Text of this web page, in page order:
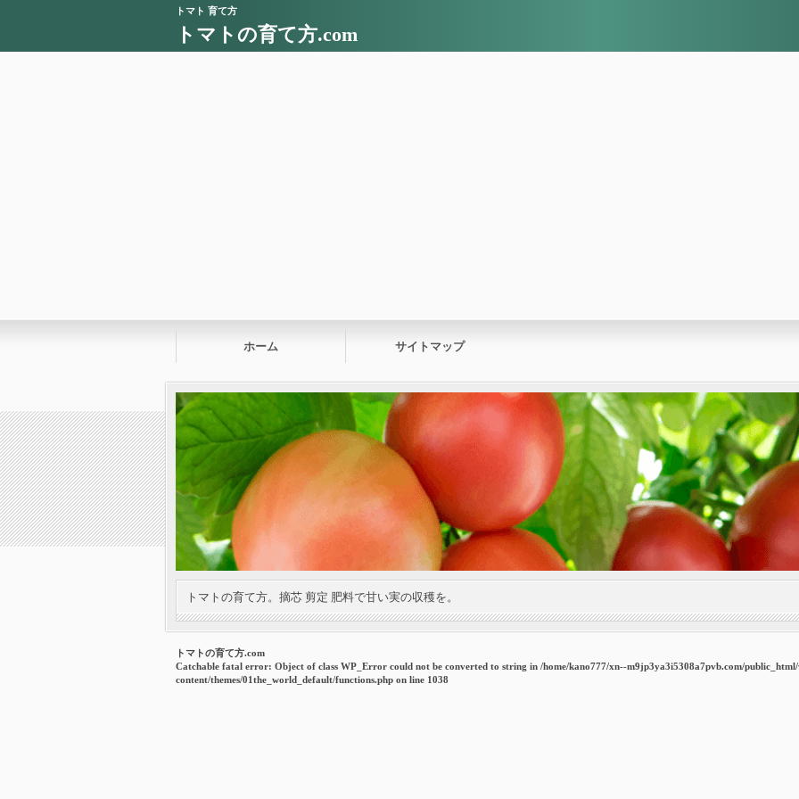
トマト 育て方
トマトの育て方.com
ホーム サイトマップ
トマトの育て方。摘芯 剪定 肥料で甘い実の収穫を。
トマトの育て方.com
Catchable fatal error: Object of class WP_Error could not be converted to string in /home/kano777/xn--m9jp3ya3i5308a7pvb.com/
content/themes/01the_world_default/functions.php on line 1038